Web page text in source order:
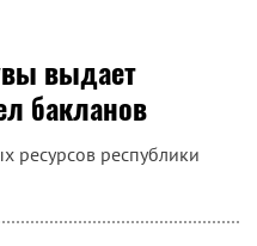
выдает
бакланов
ресурсов республики